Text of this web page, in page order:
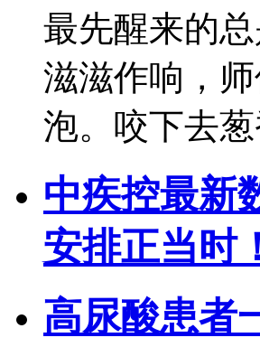
最先醒来的
滋滋作响，
泡。咬下去
中疾控最新
安排正当时！
高尿酸患者